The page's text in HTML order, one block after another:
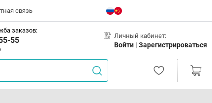
связь
заказов:
55 Личный кабинет:
Войти | Зарегистрироваться